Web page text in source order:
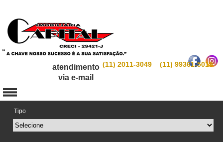
(11) 2011-3049 (11) 99361-5019
atendimento
via e-mail
Tipo